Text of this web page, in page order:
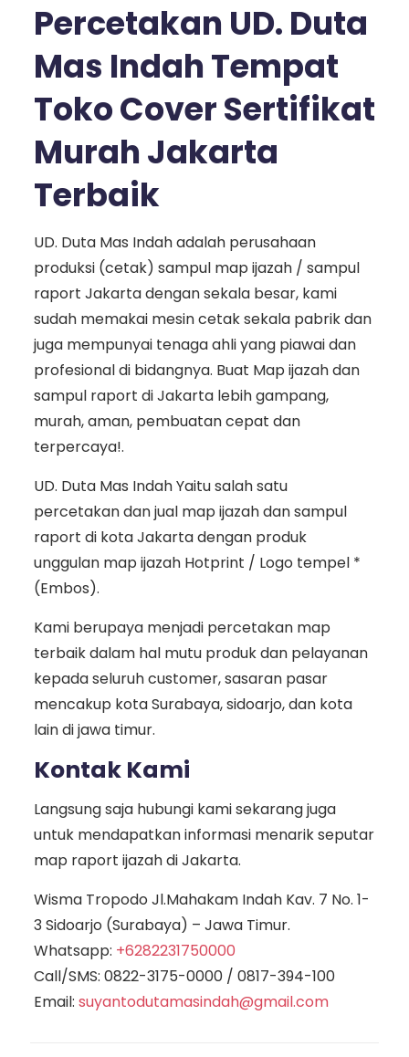
Percetakan UD. Duta
Mas Indah Tempat
Toko Cover Sertifikat
Murah Jakarta
Terbaik
UD. Duta Mas Indah adalah perusahaan
produksi (cetak) sampul map ijazah / sampul
raport Jakarta dengan sekala besar, kami
sudah memakai mesin cetak sekala pabrik dan
juga mempunyai tenaga ahli yang piawai dan
profesional di bidangnya. Buat Map ijazah dan
sampul raport di Jakarta lebih gampang,
murah, aman, pembuatan cepat dan
terpercaya!.
UD. Duta Mas Indah Yaitu salah satu
percetakan dan jual map ijazah dan sampul
raport di kota Jakarta dengan produk
unggulan map ijazah Hotprint / Logo tempel *
(Embos).
Kami berupaya menjadi percetakan map
terbaik dalam hal mutu produk dan pelayanan
kepada seluruh customer, sasaran pasar
mencakup kota Surabaya, sidoarjo, dan kota
lain di jawa timur.
Kontak Kami
Langsung saja hubungi kami sekarang juga
untuk mendapatkan informasi menarik seputar
map raport ijazah di Jakarta.
Wisma Tropodo Jl.Mahakam Indah Kav. 7 No. 1-
3 Sidoarjo (Surabaya) – Jawa Timur.
Whatsapp: +6282231750000
Call/SMS: 0822-3175-0000/ 0817-394-100
Email: suyantodutamasindah@gmail.com